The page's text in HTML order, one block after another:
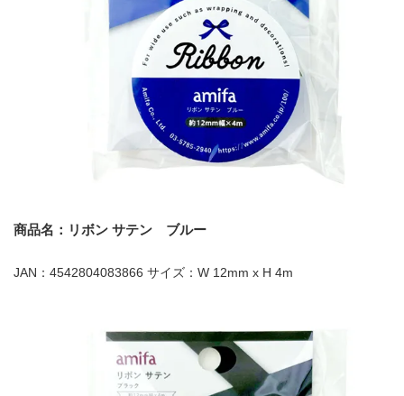
商品名：リボン サテン ブルー
JAN：4542804083866 サイズ：W 12mm x H 4m